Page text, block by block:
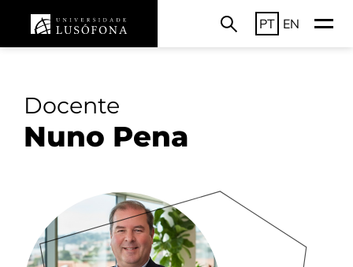
PT EN
Docente
Nuno Pena